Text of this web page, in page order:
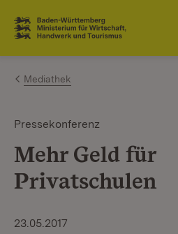
Zum Inhalt springen
Link zur Startseite
Mediathek
Pressekonferenz
Mehr Geld für
Privatschulen
23.05.2017